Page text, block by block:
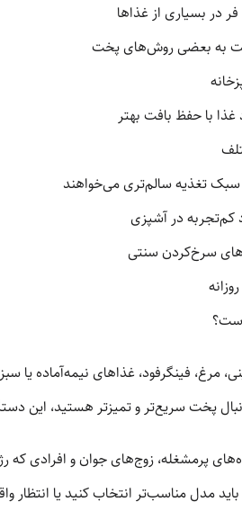
در بسیاری از غذاها
به بعضی روش‌های پخت
با حفظ بافت بهتر
سبک تغذیه سالم‌تری می‌خواهند
کم‌تجربه در آشپزی
سرخ‌کردن سنتی
مرغ، فینگرفود، غذاهای نیمه‌آماده
پخت سریع‌تر و تمیزتر هستید، این
پرمشغله، زوج‌های جوان و افرادی
مدل مناسب‌تر انتخاب کنید یا انتظار